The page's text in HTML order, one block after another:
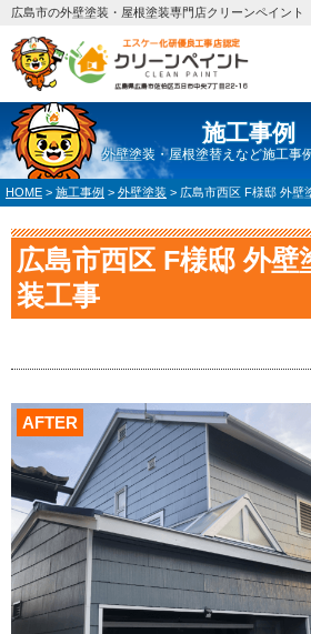
広島市の外壁塗装・屋根塗装専門店クリーンペイント
施工事例
外壁塗装・屋根塗替えなど施工事
HOME > 施工事例 > 外壁塗装 > 広島市西区 F様邸 外壁
広島市西区 F様邸 外壁
装工事
AFTER